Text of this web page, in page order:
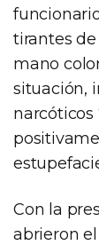
tirantes
mano
situación,
narcóticos
Con la
abrieron el